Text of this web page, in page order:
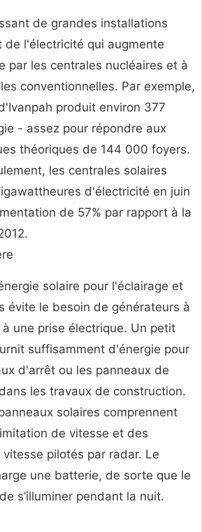
de grandes installations
de l'électricité qui augmente
par les centrales nucléaires et à
conventionnelles. Par exemple,
produit environ 377
- assez pour répondre aux
théoriques de 144 000 foyers.
les centrales solaires
d'électricité en juin
de 57% par rapport à la
solaire pour l'éclairage et
évite le besoin de générateurs à
une prise électrique. Un petit
suffisamment d'énergie pour
d'arrêt ou les panneaux de
les travaux de construction.
solaires comprennent
de vitesse et des
pilotés par radar. Le
une batterie, de sorte que le
s’illuminer pendant la nuit.